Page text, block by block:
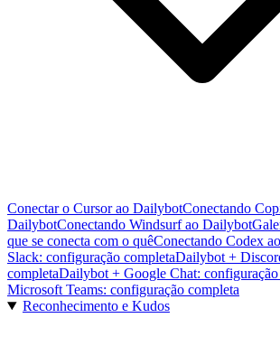
Conectar o Cursor ao DailybotConectando
DailybotConectando Windsurf ao Dailybot
que se conecta com o quêConectando Codex
Slack: configuração completaDailybot +
completaDailybot + Google Chat: configuração
Microsoft Teams: configuração completa
Reconhecimento e Kudos